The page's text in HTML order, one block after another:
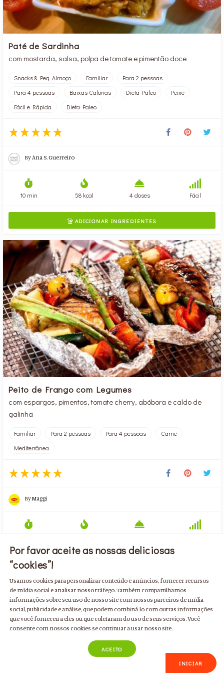
Paté de Sardinha
com mostarda, salsa, polpa de tomate e pimentão doce
Snacks & Peq. Almoço Familiar
Para 2 pessoas
Para 4 pessoas
Baixas Calorias Dieta Paleo
Peixe
Fácil e Rápida
Dieta Paleo
By Ana S. Guerreiro
10 min 58 kcal 4 doses Fácil
ADICIONAR INGREDIENTES
Peito de Frango com Legumes
com espargos, pimentos, tomate cherry, abóbora e caldo de
galinha
Familiar Para 2 pessoas Para 4 pessoas
Carne
Mediterrânea
ByMaggi
TORNE-SE MEMBRO AINDA HOJE!
INICIAR
Por favor aceite as nossas deliciosas
“cookies”!
Usamos cookies para personalizar conteúdo e anúncios, fornecer recursos
de mídia social e analisar nosso tráfego. Também compartilhamos
informações sobre seu uso de nosso site com nossos parceiros de mídia
social, publicidade e análise, que podem combiná-lo com outras informações
que você forneceu a eles ou que coletaram do uso de seus serviços. Você
consente com nossos cookies se continuar a usar nosso site.
ACEITO